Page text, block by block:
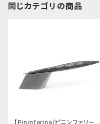
同じカテゴリの商品
【Pininfarina/ピニンファリー